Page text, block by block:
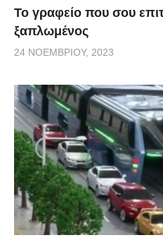
Το γραφείο που σου
ξαπλωμένος
24 ΝΟΕΜΒΡΊΟΥ, 2023